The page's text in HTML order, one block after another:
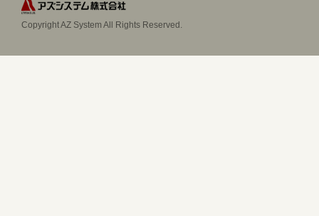
Copyright AZ System All Rights Reserved.